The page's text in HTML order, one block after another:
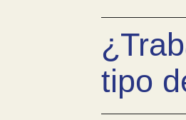
tipo